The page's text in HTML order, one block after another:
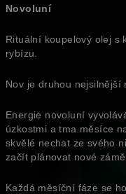
Novoluní
Rituální koupelový olej s
rybízu.
Nov je druhou nejsilnější
Energie novoluní
úzkostmi a tma měsíce
skvělé nechat ze svého
začít plánovat nové
Každá měsíční fáze se